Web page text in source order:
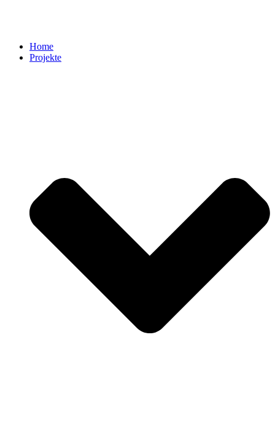
Home
Projekte